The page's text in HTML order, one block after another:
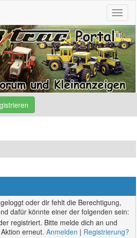
oder dir fehlt die Berechtigung,
dafür könnte einer der folgenden sein:
registriert. Bitte melde dich an und
erneut.Anmelden | Registrierung?